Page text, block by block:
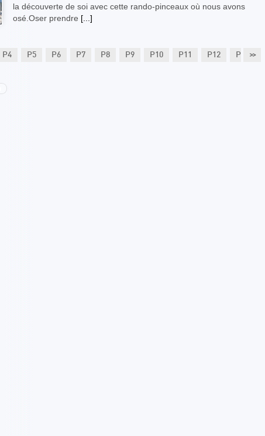
la découverte de soi avec cette rando-pinceaux où nous avons
osé.Oser prendre [...]
>>
P4 P5 P6 P7 P8 P9 P10 P11 P12 P13